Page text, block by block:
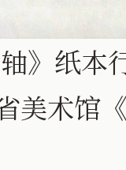
》纸
美术馆